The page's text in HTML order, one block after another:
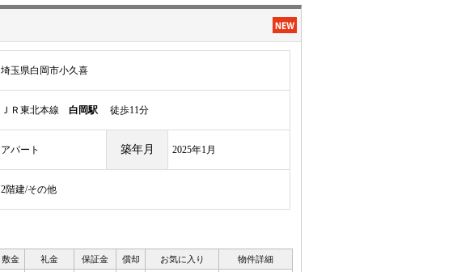
埼玉県白岡市小久喜
ＪＲ東北本線 白岡駅 徒歩11分
アパート 築年月 2025年1月
2階建/その他
敷金 礼金 保証金 償却 お気に入り 物件詳細